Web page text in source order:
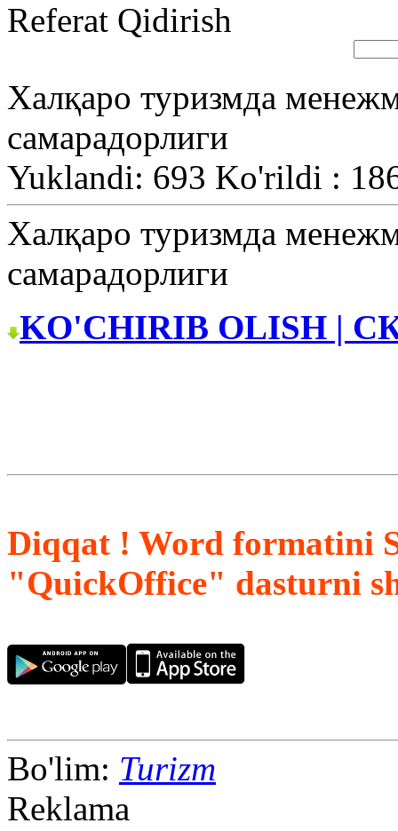
Referat Qidirish
Халқаро туризмда
самарадорлиги
Yuklandi: 693 Ko'rildi :
Халқаро туризмда
самарадорлиги
KO'CHIRIB OLISH |
Diqqat ! Word formatini
"QuickOffice" dasturni
Bo'lim: Turizm
Reklama